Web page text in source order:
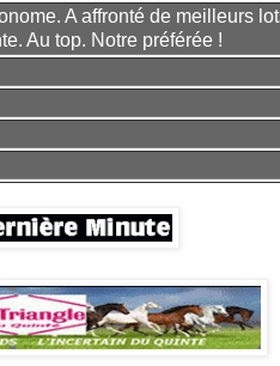
A affronté de meilleurs
Au top. Notre préférée !